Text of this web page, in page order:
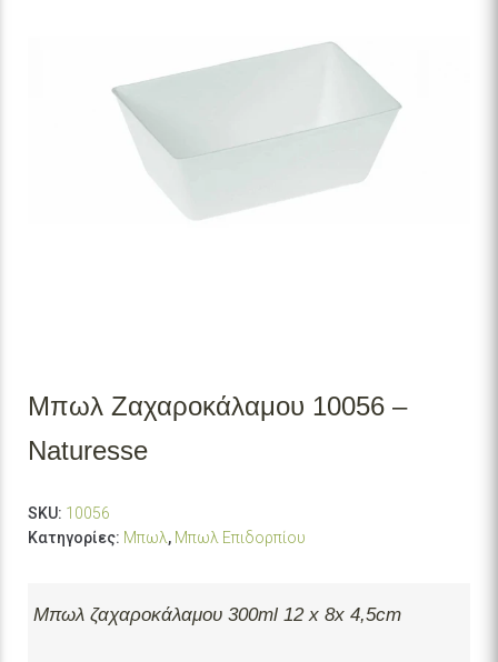
Μπωλ Ζαχαροκάλαμου 10056 –
Naturesse
SKU: 10056
Κατηγορίες: Μπωλ, Μπωλ Επιδορπίου
Μπωλ ζαχαροκάλαμου 300ml 12 x 8x 4,5cm